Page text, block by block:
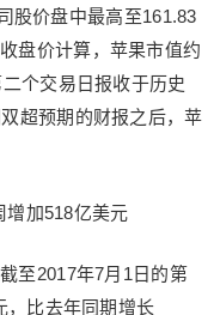
股价盘中最高至161.83
盘价计算，苹果市值约
个交易日报收于历史
超预期的财报之后，苹
至2017年7月1日的第
，比去年同期增长